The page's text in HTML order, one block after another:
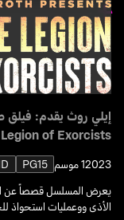
إيلي روث يقدم: فيلق
of Exorcists
20231 موسم PG15
يعرض المسلسل قصصاً عن
الأذى ووعمليات استحواذ